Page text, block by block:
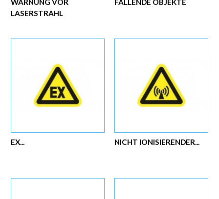
FALLENDE OBJEKTE
WARNUNG VOR
LASERSTRAHL
NICHT IONISIERENDER...
EX...